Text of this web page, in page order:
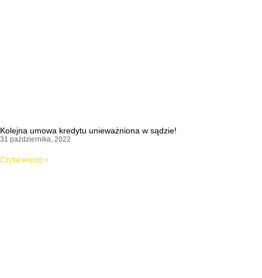
Kolejna umowa kredytu unieważniona w sądzie!
31 października, 2022
Czytaj więcej »